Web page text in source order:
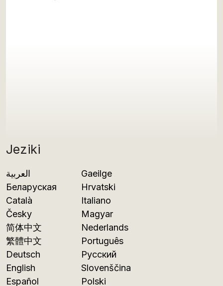
Jeziki
العربية
Беларуская
Català
Česky
简体中文
繁體中文
Deutsch
English
Español
Gaeilge
Hrvatski
Italiano
Magyar
Nederlands
Português
Русский
Slovenščina
Polski